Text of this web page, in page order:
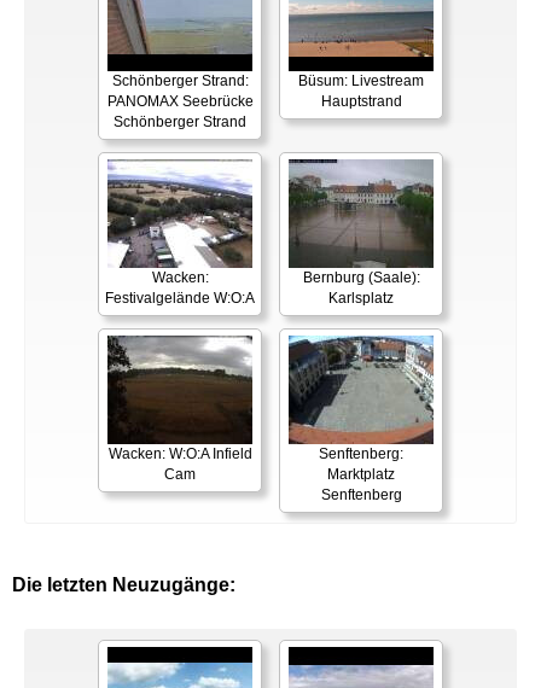
Schönberger Strand:
PANOMAX Seebrücke
Schönberger Strand
Büsum: Livestream
Hauptstrand
Wacken:
Festivalgelände W:O:A
Bernburg (Saale):
Karlsplatz
Wacken: W:O:A Infield
Cam
Senftenberg:
Marktplatz
Senftenberg
Die letzten Neuzugänge: